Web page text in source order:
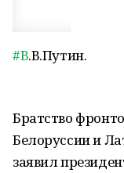
#В.В.Путин.
Братство
Белоруссии и
заявил